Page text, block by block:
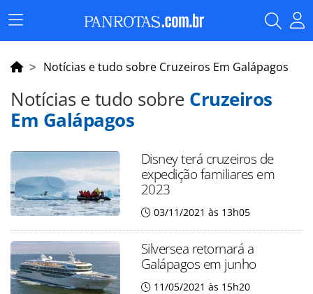
Menu
Principal
Notícias e tudo sobre Cruzeiros Em Galápagos
Notícias e tudo sobre Cruzeiros
Em Galápagos
Disney terá cruzeiros de
expedição familiares em
2023
03/11/2021 às 13h05
Silversea retornará a
Galápagos em junho
11/05/2021 às 15h20